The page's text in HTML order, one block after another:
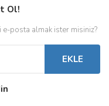
Ol!
e-posta almak ister misiniz?
EKLE